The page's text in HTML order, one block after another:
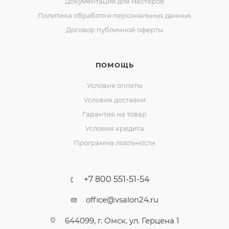
Политика обработки персональных данных
Договор публичной оферты
ПОМОЩЬ
Условия оплаты
Условия доставки
Гарантия на товар
Условия кредита
Программа лояльности
+7 800 551-51-54
office@vsalon24.ru
644099, г. Омск, ул. Герцена 1